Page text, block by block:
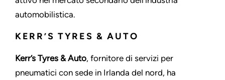
automobilistica.
KERR’S TYRES & AUTO
Kerr’s Tyres & Auto, fornitore di servizi per
pneumatici con sede in Irlanda del nord, ha